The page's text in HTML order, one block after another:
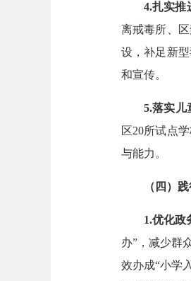
4.扎实推
离戒毒所、
设，补足新
和宣传。
5.落实儿
区20所试点
与能力。
（四）
1.优化政
办”，减少群
效办成“小学